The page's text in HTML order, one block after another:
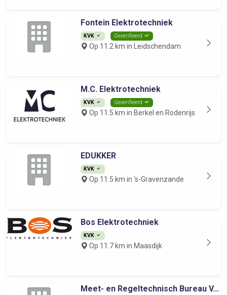
Fontein Elektrotechniek
KVK Geverifieerd
Op 11.2 km in Leidschendam
M.C. Elektrotechniek
KVK Geverifieerd
Op 11.5 km in Berkel en Rodenrijs
EDUKKER
KVK
Op 11.5 km in 's-Gravenzande
Bos Elektrotechniek
KVK
Op 11.7 km in Maasdijk
Meet- en Regeltechnisch Bureau V...